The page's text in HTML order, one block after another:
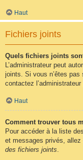
Haut
Fichiers joints
Quels fichiers joints
L’administrateur peut
joints. Si vous n’êtes
contactez
Haut
Comment trouver tous
Pour accéder à la liste
et messages privés, allez
des fichiers joints